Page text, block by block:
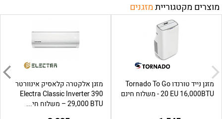
מוצרים מקטגורייתמזגנים
מזגן נייד טורנדו Tornado To Go
20 EU 16,000BTU - משלוח חינם
מזגן אלקטרה קלאסיק אינוורטר
Electra Classic Inverter 390
29,000 BTU – משלוח חי...